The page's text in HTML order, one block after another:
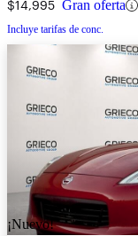
$14,995 Gran oferta
Incluye tarifas de conc.
¡Nuevo!